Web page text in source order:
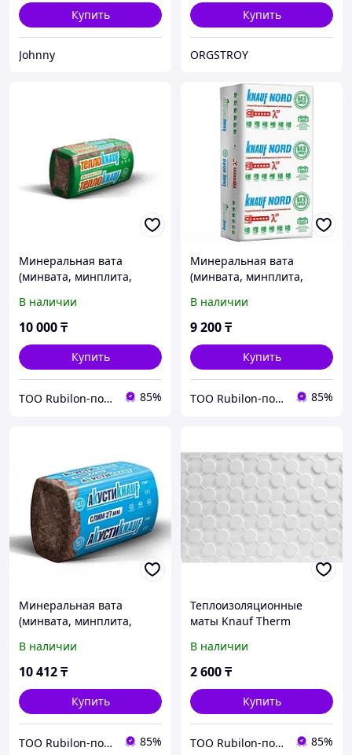
Купить
Johnny
Купить
ORGSTROY
Минеральная вата
(минвата, минплита,
Теплоизоляция Knauf
Insulation ТеплоKnauf
В наличии
10 000₸
Купить
ТОО Rubilon-поставщик №1 85%
Минеральная вата
(минвата, минплита,
Минеральная вата Knauf
Nord S33MR 100x600x1250
В наличии
9 200₸
Купить
ТОО Rubilon-поставщик №1 85%
Минеральная вата
(минвата, минплита,
Теплоизоляция Knauf
Insulation АкустиKnauf
В наличии
10 412₸
Купить
ТОО Rubilon-поставщик №1 85%
Теплоизоляционные
маты Knauf Therm
мм
В наличии
2 600₸
Купить
ТОО Rubilon-поставщик №1 85%